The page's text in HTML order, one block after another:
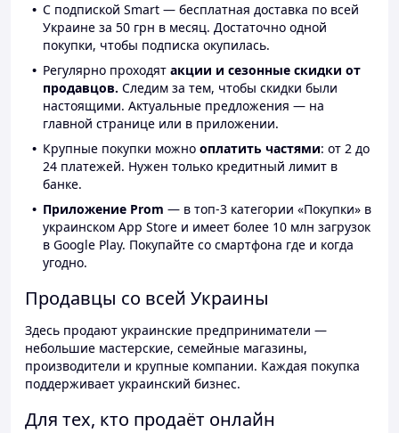
С подпиской Smart — бесплатная доставка по всей
Украине за 50 грн в месяц. Достаточно одной
покупки, чтобы подписка окупилась.
Регулярно проходят акции и сезонные скидки от
продавцов. Следим за тем, чтобы скидки были
настоящими. Актуальные предложения — на
главной странице или в приложении.
Крупные покупки можно оплатить частями: от 2 до
24 платежей. Нужен только кредитный лимит в
банке.
Приложение Prom — в топ-3 категории «Покупки» в
украинском App Store и имеет более 10 млн загрузок
в Google Play. Покупайте со смартфона где и когда
угодно.
Продавцы со всей Украины
Здесь продают украинские предприниматели —
небольшие мастерские, семейные магазины,
производители и крупные компании. Каждая покупка
поддерживает украинский бизнес.
Для тех, кто продаёт онлайн